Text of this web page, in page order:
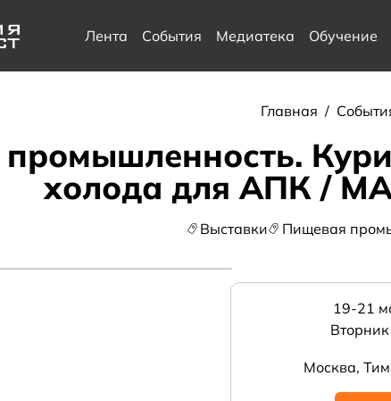
Лента События Медиатека Обучение
Главная /
холода для АПК /
Выставки Пищевая
19-21
Москва,